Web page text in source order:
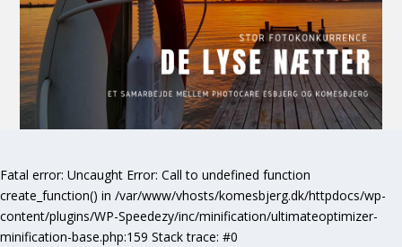
Fatal error: Uncaught Error: Call to undefined function
create_function() in /var/www/vhosts/komesbjerg.dk/httpdocs/wp-
content/plugins/WP-Speedezy/inc/minification/ultimateoptimizer-
minification-base.php:159 Stack trace: #0